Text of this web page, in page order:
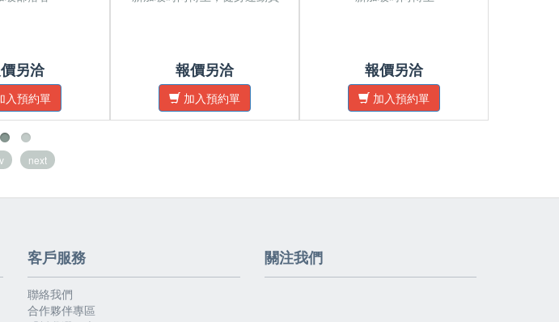
另洽
入預約單
報價另洽
加入預約單
報價另洽
加入預約單
next
客戶服務
聯絡我們
合作夥伴專區
關注我們